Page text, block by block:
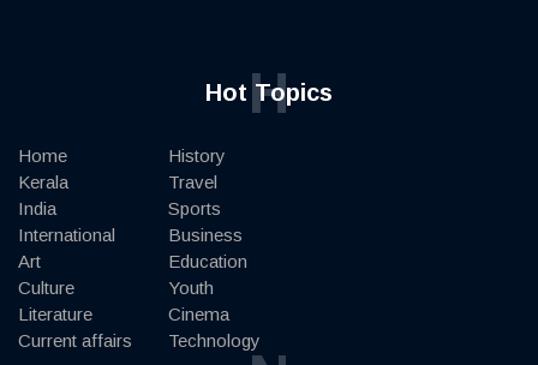
Hot Topics
H
Home
Kerala
India
International
Art
Culture
Literature
Current affairs
History
Travel
Sports
Business
Education
Youth
Cinema
Technology